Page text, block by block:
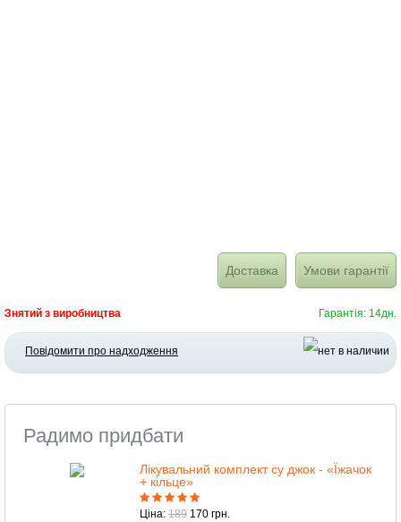
Доставка Умови гарантії
Знятий з виробництва Гарантія: 14дн.
Повідомити про надходження
Радимо придбати
Лікувальний комплект су джок - «Їжачок
+ кільце»
Ціна: 189 170 грн.